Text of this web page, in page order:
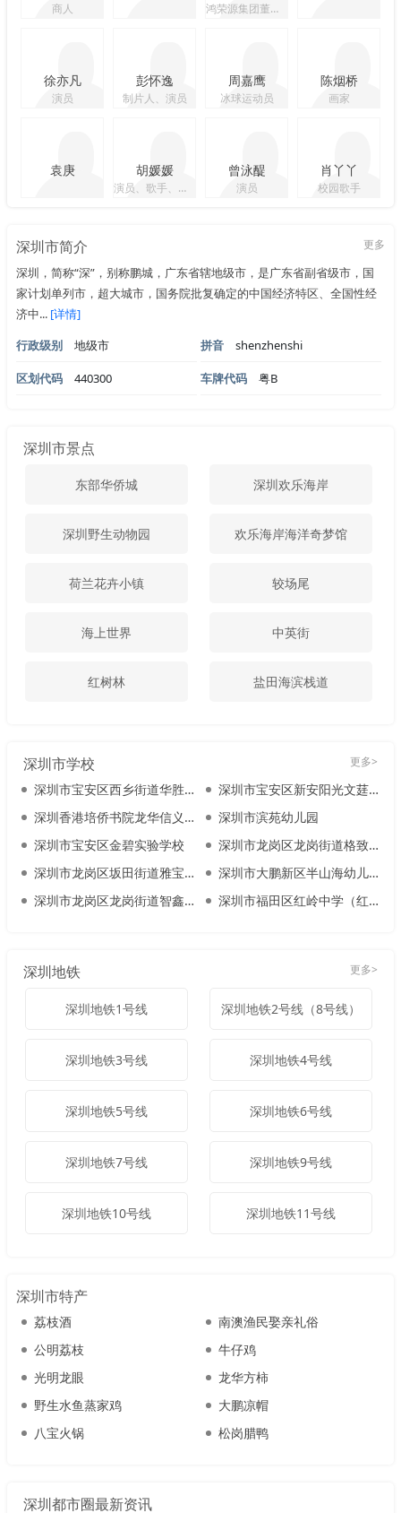
商人 鸿荣源集团董事长
徐亦凡
演员
彭怀逸
制片人、演员
周嘉鹰
冰球运动员
陈烟桥
画家
袁庚 胡媛媛
演员、歌手、运动员
曾泳醍
演员
肖丫丫
校园歌手
深圳市简介 更多
深圳，简称“深”，别称鹏城，广东省辖地级市，是广东省副省级市，国
家计划单列市，超大城市，国务院批复确定的中国经济特区、全国性经
济中... [详情]
行政级别
地级市 拼音 shenzhenshi
区划代码 440300 车牌代码 粤B
深圳市景点
东部华侨城 深圳欢乐海岸
深圳野生动物园 欢乐海岸海洋奇梦馆
荷兰花卉小镇 较场尾
海上世界 中英街
红树林 盐田海滨栈道
深圳市学校 更多>
深圳市宝安区西乡街道华胜幼儿园
深圳市宝安区新安阳光文莛幼儿园
深圳香港培侨书院龙华信义学校
深圳市滨苑幼儿园
深圳市宝安区金碧实验学校
深圳市龙岗区龙岗街道格致天成幼儿园
深圳市龙岗区坂田街道雅宝幼儿园
深圳市大鹏新区半山海幼儿园
深圳市龙岗区龙岗街道智鑫幼儿园
深圳市福田区红岭中学（红岭教育集团）
深圳地铁 更多>
深圳地铁1号线 深圳地铁2号线（8号线）
深圳地铁3号线 深圳地铁4号线
深圳地铁5号线 深圳地铁6号线
深圳地铁7号线 深圳地铁9号线
深圳地铁10号线 深圳地铁11号线
深圳市特产
荔枝酒
南澳渔民娶亲礼俗
公明荔枝
牛仔鸡
光明龙眼
龙华方柿
野生水鱼蒸家鸡
大鹏凉帽
八宝火锅
松岗腊鸭
深圳都市圈最新资讯